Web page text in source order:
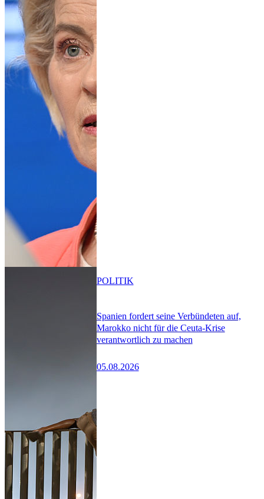
Spanien fordert seine Verbündeten auf,
Marokko nicht für die Ceuta-Krise
verantwortlich zu machen
05.08.2026
POLITIK